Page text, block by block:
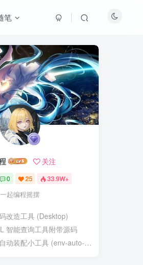
笔
关注
0 25 33.9W+
一起编程摇摆
改造工具 (Desktop)
智能查询工具附带源码
装配小工具 (env-auto-setup)